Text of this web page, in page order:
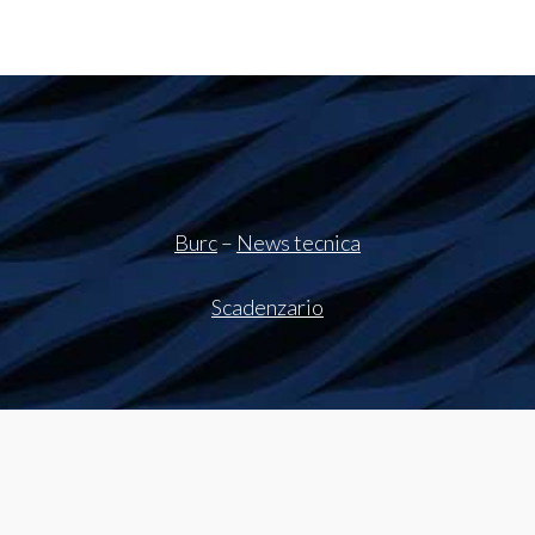
Burc– News tecnica
Scadenzario